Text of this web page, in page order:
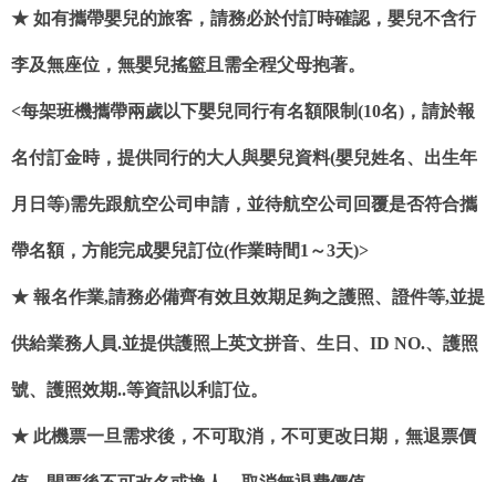
★ 如有攜帶嬰兒的旅客，請務必於付訂時確認，嬰兒不含行
李及無座位，無嬰兒搖籃且需全程父母抱著。
<每架班機攜帶兩歲以下嬰兒同行有名額限制(10名)，請於報
名付訂金時，提供同行的大人與嬰兒資料(嬰兒姓名、出生年
月日等)需先跟航空公司申請，並待航空公司回覆是否符合攜
帶名額，方能完成嬰兒訂位(作業時間1～3天)>
★ 報名作業,請務必備齊有效且效期足夠之護照、證件等,並提
供給業務人員.並提供護照上英文拼音、生日、ID NO.、護照
號、護照效期..等資訊以利訂位。
★ 此機票一旦需求後，不可取消，不可更改日期，無退票價